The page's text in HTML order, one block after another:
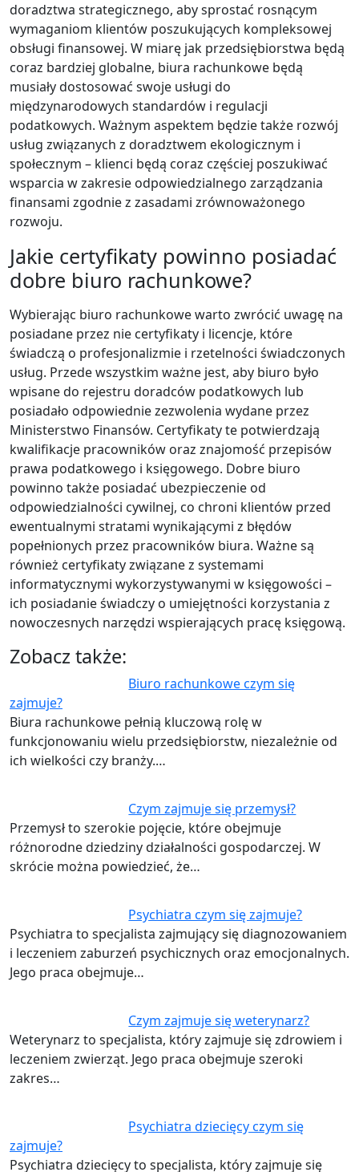
doradztwa strategicznego, aby sprostać rosnącym
wymaganiom klientów poszukujących kompleksowej
obsługi finansowej. W miarę jak przedsiębiorstwa będą
coraz bardziej globalne, biura rachunkowe będą
musiały dostosować swoje usługi do
międzynarodowych standardów i regulacji
podatkowych. Ważnym aspektem będzie także rozwój
usług związanych z doradztwem ekologicznym i
społecznym – klienci będą coraz częściej poszukiwać
wsparcia w zakresie odpowiedzialnego zarządzania
finansami zgodnie z zasadami zrównoważonego
rozwoju.
Jakie certyfikaty powinno posiadać
dobre biuro rachunkowe?
Wybierając biuro rachunkowe warto zwrócić uwagę na
posiadane przez nie certyfikaty i licencje, które
świadczą o profesjonalizmie i rzetelności świadczonych
usług. Przede wszystkim ważne jest, aby biuro było
wpisane do rejestru doradców podatkowych lub
posiadało odpowiednie zezwolenia wydane przez
Ministerstwo Finansów. Certyfikaty te potwierdzają
kwalifikacje pracowników oraz znajomość przepisów
prawa podatkowego i księgowego. Dobre biuro
powinno także posiadać ubezpieczenie od
odpowiedzialności cywilnej, co chroni klientów przed
ewentualnymi stratami wynikającymi z błędów
popełnionych przez pracowników biura. Ważne są
również certyfikaty związane z systemami
informatycznymi wykorzystywanymi w księgowości –
ich posiadanie świadczy o umiejętności korzystania z
nowoczesnych narzędzi wspierających pracę księgową.
Zobacz także:
Biuro rachunkowe czym się
zajmuje?
Biura rachunkowe pełnią kluczową rolę w
funkcjonowaniu wielu przedsiębiorstw, niezależnie od
ich wielkości czy branży.…
Czym zajmuje się przemysł?
Przemysł to szerokie pojęcie, które obejmuje
różnorodne dziedziny działalności gospodarczej. W
skrócie można powiedzieć, że…
Psychiatra czym się zajmuje?
Psychiatra to specjalista zajmujący się diagnozowaniem
i leczeniem zaburzeń psychicznych oraz emocjonalnych.
Jego praca obejmuje…
Czym zajmuje się weterynarz?
Weterynarz to specjalista, który zajmuje się zdrowiem i
leczeniem zwierząt. Jego praca obejmuje szeroki
zakres…
Psychiatra dziecięcy czym się
zajmuje?
Psychiatra dziecięcy to specjalista, który zajmuje się